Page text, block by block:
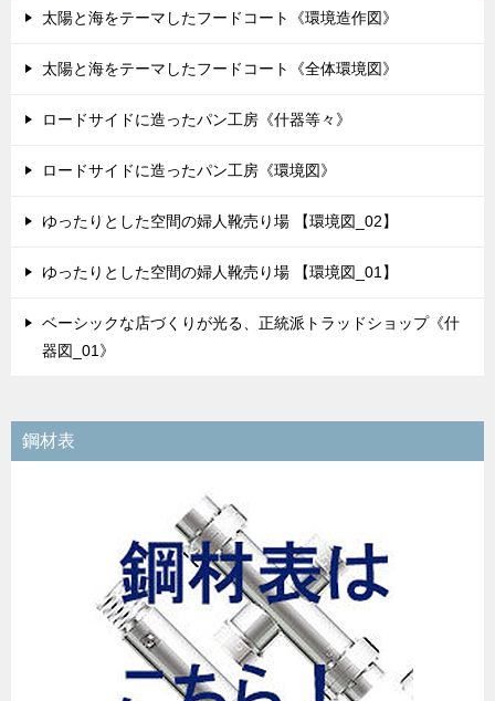
太陽と海をテーマしたフードコート《環境造作図》
太陽と海をテーマしたフードコート《全体環境図》
ロードサイドに造ったパン工房《什器等々》
ロードサイドに造ったパン工房《環境図》
ゆったりとした空間の婦人靴売り場 【環境図_02】
ゆったりとした空間の婦人靴売り場 【環境図_01】
ベーシックな店づくりが光る、正統派トラッドショップ《什
器図_01》
鋼材表